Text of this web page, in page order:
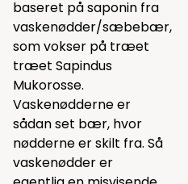
baseret på saponin fra
vaskenødder/sæbebær,
som vokser på træet
træet Sapindus
Mukorosse.
Vaskenødderne er
sådan set bær, hvor
nødderne er skilt fra. Så
vaskenødder er